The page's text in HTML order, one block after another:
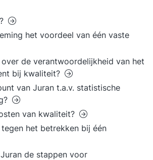
het voordeel van één vaste
de verantwoordelijkheid van het
bij kwaliteit?
van Juran t.a.v. statistische
van kwaliteit?
het betrekken bij één
de stappen voor